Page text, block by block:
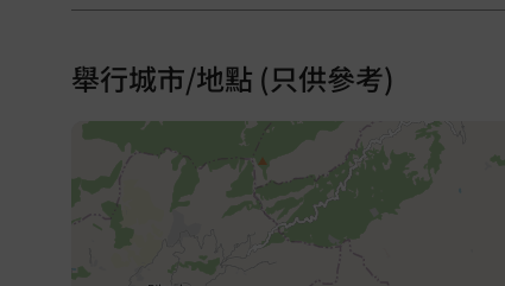
舉行城市/地點 (只供參考)